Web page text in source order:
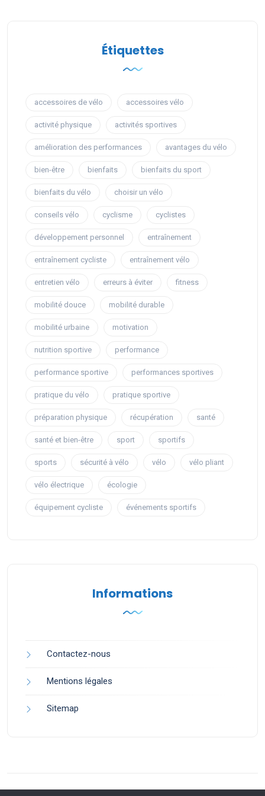
Étiquettes
accessoires de vélo accessoires vélo
activité physique activités sportives
amélioration des performances avantages du vélo
bien-être bienfaits bienfaits du sport
bienfaits du vélo choisir un vélo
conseils vélo cyclisme cyclistes
développement personnel entraînement
entraînement cycliste entraînement vélo
entretien vélo erreurs à éviter fitness
mobilité douce mobilité durable
mobilité urbaine motivation
nutrition sportive performance
performance sportive performances sportives
pratique du vélo pratique sportive
préparation physique récupération santé
santé et bien-être sport sportifs
sports sécurité à vélo vélo vélo pliant
vélo électrique écologie
équipement cycliste événements sportifs
Informations
Contactez-nous
Mentions légales
Sitemap